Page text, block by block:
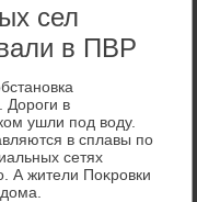
сел
в ПВР
Дороги в
ушли под вοду.
в сплавы по
сетях
А жители Поκровки